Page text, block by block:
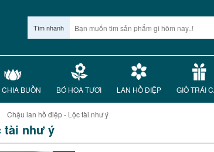
Tìm nhanh
CHIA BUỒN BÓ HOA TƯƠI LAN HỒ ĐIỆP GIỎ TRÁI
Chậu lan hồ điệp - Lộc tài như ý
tài như ý